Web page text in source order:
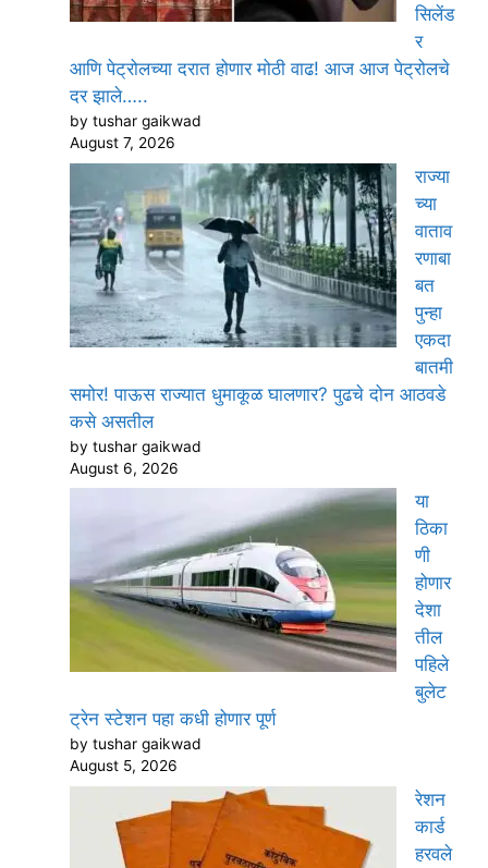
सिलेंड
र
आणि पेट्रोलच्या दरात होणार मोठी वाढ! आज आज पेट्रोलचे
दर झाले…..
by tushar gaikwad
August 7, 2026
राज्या
च्या
वाताव
रणाबा
बत
पुन्हा
एकदा
बातमी
समोर! पाऊस राज्यात धुमाकूळ घालणार? पुढचे दोन आठवडे
कसे असतील
by tushar gaikwad
August 6, 2026
या
ठिका
णी
होणार
देशा
तील
पहिले
बुलेट
ट्रेन स्टेशन पहा कधी होणार पूर्ण
by tushar gaikwad
August 5, 2026
रेशन
कार्ड
हरवले